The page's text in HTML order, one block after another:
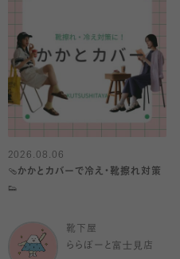
2026.08.06
🩴かかとカバーで冷え・靴擦れ対策
👟
靴下屋
ららぽーと富士見店